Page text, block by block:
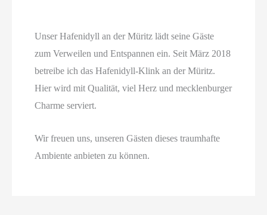
Unser Hafenidyll an der Müritz lädt seine Gäste
zum Verweilen und Entspannen ein. Seit März 2018
betreibe ich das Hafenidyll-Klink an der Müritz.
Hier wird mit Qualität, viel Herz und mecklenburger
Charme serviert.
Wir freuen uns, unseren Gästen dieses traumhafte
Ambiente anbieten zu können.